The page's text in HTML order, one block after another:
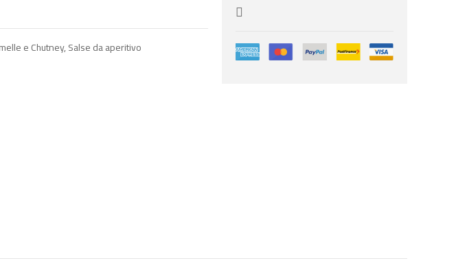
e Chutney,Salse da aperitivo